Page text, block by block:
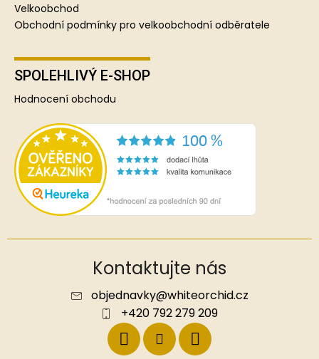
Velkoobchod
Obchodní podmínky pro velkoobchodní odběratele
SPOLEHLIVÝ E-SHOP
Hodnocení obchodu
Kontaktujte nás
objednavky@whiteorchid.cz
+420 792 279 209